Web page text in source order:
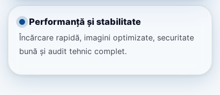
Performanță și stabilitate
Încărcare rapidă, imagini optimizate, securitate
bună și audit tehnic complet.